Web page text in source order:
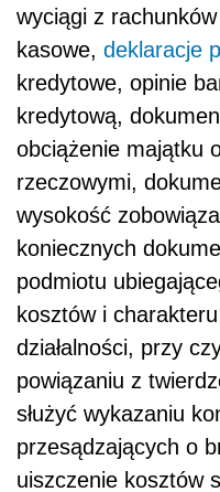
wyciągi z
kasowe, deklaracje
kredytowe, opinie
kredytową,
obciążenie majątku
rzeczowymi,
wysokość
koniecznych
podmiotu
kosztów i
działalności, przy
powiązaniu z
służyć wykazaniu
przesądzających o
uiszczenie kosztów